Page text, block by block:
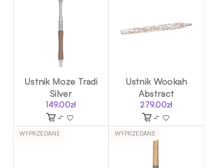
Ustnik Moze Tradi
Silver
149.00zł
Ustnik Wookah
Abstract
279.00zł
WYPRZEDANE WYPRZEDANE